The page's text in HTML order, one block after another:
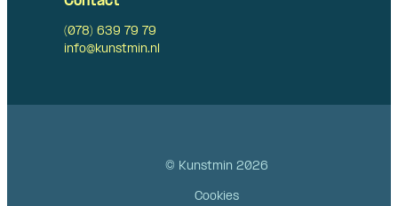
(078) 639 79 79
info@kunstmin.nl
© Kunstmin 2026
Cookies